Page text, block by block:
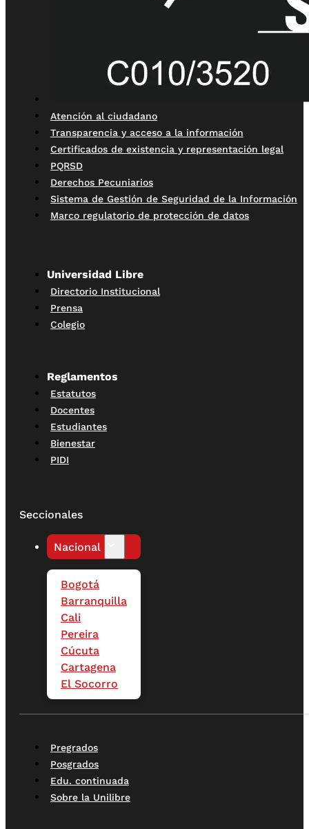
Atención al ciudadano
Transparencia y acceso a la información
Certificados de existencia y representación legal
PQRSD
Derechos Pecuniarios
Sistema de Gestión de Seguridad de la Información
Marco regulatorio de protección de datos
Universidad Libre
Directorio Institucional
Prensa
Colegio
Reglamentos
Estatutos
Docentes
Estudiantes
Bienestar
PIDI
Seccionales
Nacional
Bogotá
Barranquilla
Cali
Pereira
Cúcuta
Cartagena
El Socorro
Pregrados
Posgrados
Edu. continuada
Sobre la Unilibre